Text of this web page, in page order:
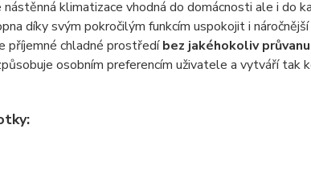
klimatizace vhodná do domácnosti ale i do
díky svým pokročilým funkcím uspokojit i
příjemné chladné prostředíbez jakéhokoliv
osobním preferencím uživatele a vytváří tak